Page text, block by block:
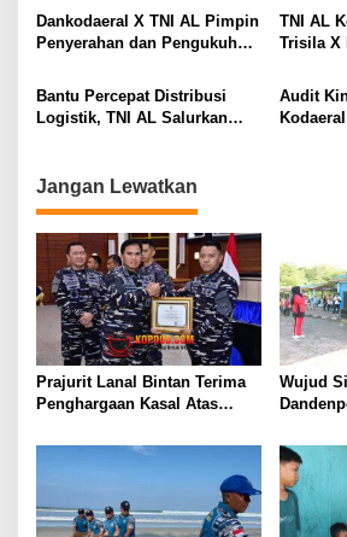
s
TANGKAPAN TIMAH DAN
LOGAM TANAH JARANG
SENILAI RP 173,6 MILYAR
Dankodaeral X TNI AL Pimpin
Penyerahan dan Pengukuhan
Lingkungan Kodaeral X
TNI AL
Trisila X
Samudera
Bantu Percepat Distribusi
Logistik, TNI AL Salurkan
Aceh
Audit
Jangan Lewatkan
Prajurit Lanal Bintan Terima
Penghargaan Kasal Atas
Penyelundupan Narkotika
Wujud
2026 di